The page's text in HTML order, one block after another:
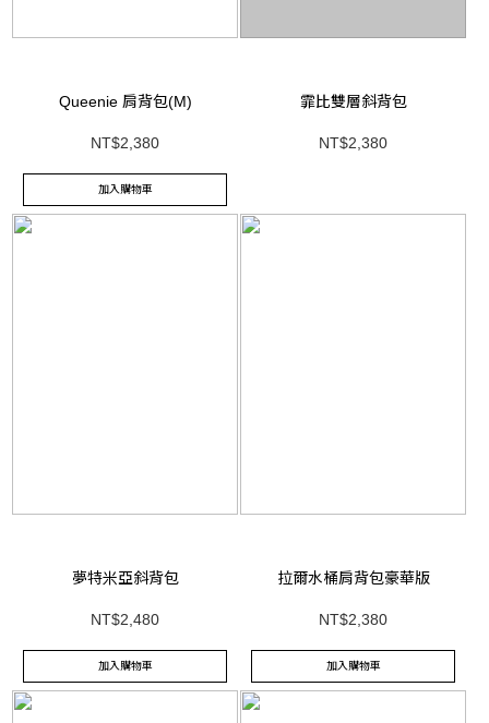
Queenie 肩背包(M)
NT$2,380
加入購物車
霏比雙層斜背包
NT$2,380
夢特米亞斜背包
NT$2,480
加入購物車
拉爾水桶肩背包豪華版
NT$2,380
加入購物車